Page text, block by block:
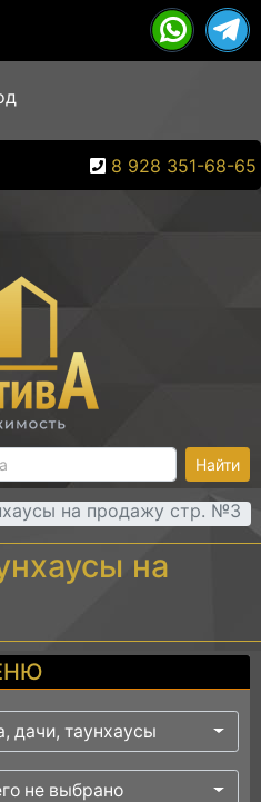
8 928 351-68-65
Найти
на продажу стр. №3
на
дачи, таунхаусы
не выбрано